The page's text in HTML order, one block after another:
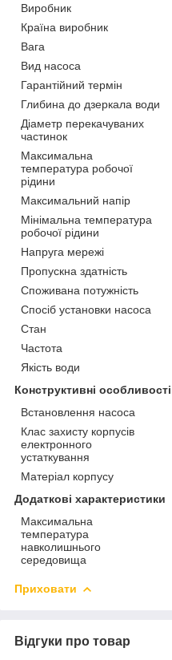
Виробник
Країна виробник
Вага
Вид насоса
Гарантійний термін
Глибина до дзеркала води
Діаметр перекачуваних
частинок
Максимальна
температура робочої
рідини
Максимальний напір
Мінімальна температура
робочої рідини
Напруга мережі
Пропускна здатність
Споживана потужність
Спосіб установки насоса
Стан
Частота
Якість води
Конструктивні особливості
Встановлення насоса
Клас захисту корпусів
електронного
устаткування
Матеріал корпусу
Додаткові характеристики
Максимальна
температура
навколишнього
середовища
Приховати
Відгуки про товар